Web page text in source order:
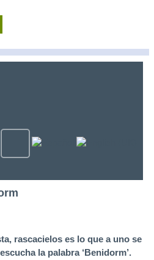
rascacielos es lo que a uno se
la palabra ‘Benidorm’.